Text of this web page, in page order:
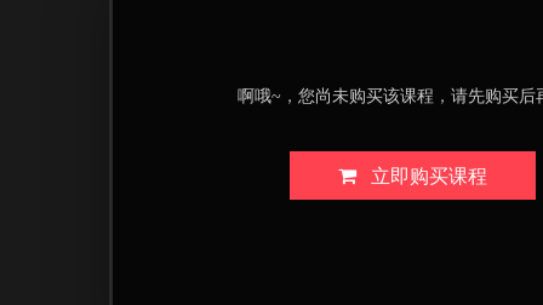
啊哦~，您尚未购买该课程，请先购买后
立即购买课程